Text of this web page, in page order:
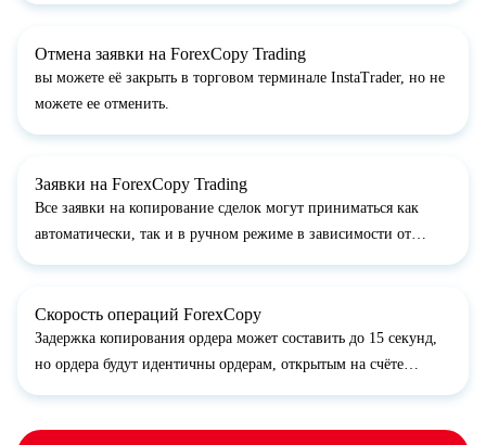
Отмена заявки на ForexCopy Trading
вы можете её закрыть в торговом терминале InstaTrader, но не
можете ее отменить.
Заявки на ForexCopy Trading
Все заявки на копирование сделок могут приниматься как
автоматически, так и в ручном режиме в зависимости от
автоматически....
Скорость операций ForexCopy
Задержка копирования ордера может составить до 15 секунд,
но ордера будут идентичны ордерам, открытым на счёте